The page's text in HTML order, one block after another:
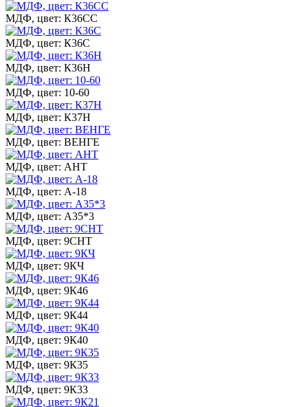
МДФ, цвет: К36СС
МДФ, цвет: К36С
МДФ, цвет: К36Н
МДФ, цвет: 10-60
МДФ, цвет: К37Н
МДФ, цвет: ВЕНГЕ
МДФ, цвет: АНТ
МДФ, цвет: А-18
МДФ, цвет: А35*3
МДФ, цвет: 9СНТ
МДФ, цвет: 9КЧ
МДФ, цвет: 9К46
МДФ, цвет: 9К44
МДФ, цвет: 9К40
МДФ, цвет: 9К35
МДФ, цвет: 9К33